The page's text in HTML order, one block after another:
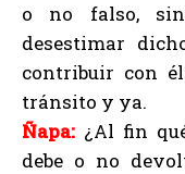
o no falso,
desestimar
contribuir con
tránsito y ya.
Ñapa: ¿Al fin
debe o no